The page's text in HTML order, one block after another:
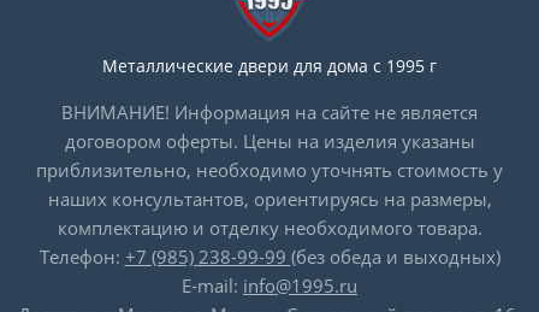
Металлические двери для дома с 1995 г
ВНИМАНИЕ! Информация на сайте не является
договором оферты. Цены на изделия указаны
приблизительно, необходимо уточнять стоимость у
наших консультантов, ориентируясь на размеры,
комплектацию и отделку необходимого товара.
Телефон: +7 (985) 238-99-99 (без обеда и выходных)
E-mail: info@1995.ru